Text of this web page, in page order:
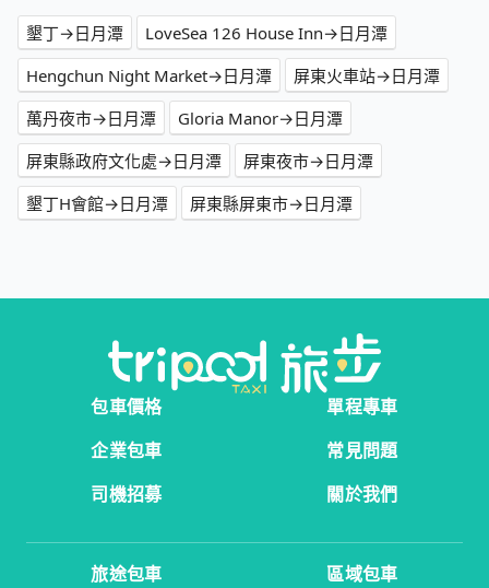
墾丁→日月潭
LoveSea 126 House Inn→日月潭
Hengchun Night Market→日月潭
屏東火車站→日月潭
萬丹夜市→日月潭
Gloria Manor→日月潭
屏東縣政府文化處→日月潭
屏東夜市→日月潭
墾丁H會館→日月潭
屏東縣屏東市→日月潭
包車價格
單程專車
企業包車
常見問題
司機招募
關於我們
旅途包車 區域包車